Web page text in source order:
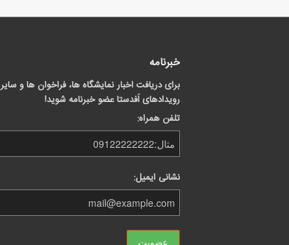
خبرنامه
برای دریافت اخبار نمایشگاه ها، فراخوان ها و سایر
رویدادهای اَفدستا عضو خبرنامه شوید!
تلفن همراه:
نشانی ایمیل: